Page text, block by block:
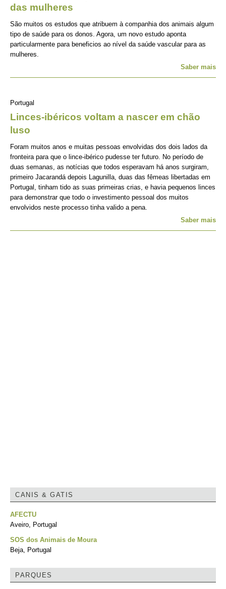
das mulheres
São muitos os estudos que atribuem à companhia dos animais algum
tipo de saúde para os donos. Agora, um novo estudo aponta
particularmente para beneficios ao nível da saúde vascular para as
mulheres.
Saber mais
Portugal
Linces-ibéricos voltam a nascer em chão
luso
Foram muitos anos e muitas pessoas envolvidas dos dois lados da
fronteira para que o lince-ibérico pudesse ter futuro. No período de
duas semanas, as notícias que todos esperavam há anos surgiram,
primeiro Jacarandá depois Lagunilla, duas das fêmeas libertadas em
Portugal, tinham tido as suas primeiras crias, e havia pequenos linces
para demonstrar que todo o investimento pessoal dos muitos
envolvidos neste processo tinha valido a pena.
Saber mais
CANIS & GATIS
AFECTU
Aveiro, Portugal
SOS dos Animais de Moura
Beja, Portugal
PARQUES